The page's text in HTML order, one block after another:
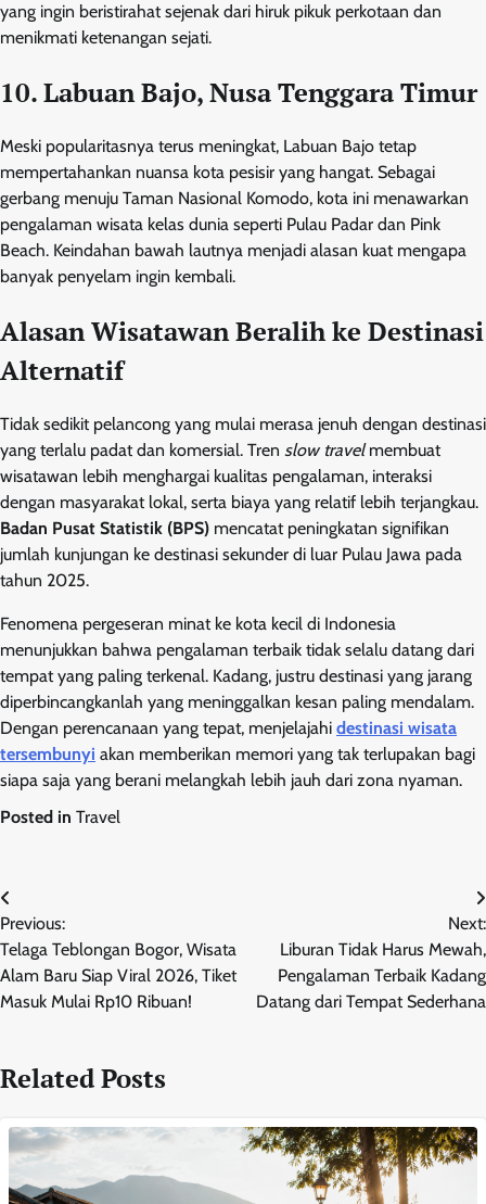
yang ingin beristirahat sejenak dari hiruk pikuk perkotaan dan
menikmati ketenangan sejati.
10. Labuan Bajo, Nusa Tenggara Timur
Meski popularitasnya terus meningkat, Labuan Bajo tetap
mempertahankan nuansa kota pesisir yang hangat. Sebagai
gerbang menuju Taman Nasional Komodo, kota ini menawarkan
pengalaman wisata kelas dunia seperti Pulau Padar dan Pink
Beach. Keindahan bawah lautnya menjadi alasan kuat mengapa
banyak penyelam ingin kembali.
Alasan Wisatawan Beralih ke Destinasi
Alternatif
Tidak sedikit pelancong yang mulai merasa jenuh dengan destinasi
yang terlalu padat dan komersial. Tren slow travelmembuat
wisatawan lebih menghargai kualitas pengalaman, interaksi
dengan masyarakat lokal, serta biaya yang relatif lebih terjangkau.
Badan Pusat Statistik (BPS) mencatat peningkatan signifikan
jumlah kunjungan ke destinasi sekunder di luar Pulau Jawa pada
tahun 2025.
Fenomena pergeseran minat ke kota kecil di Indonesia
menunjukkan bahwa pengalaman terbaik tidak selalu datang dari
tempat yang paling terkenal. Kadang, justru destinasi yang jarang
diperbincangkanlah yang meninggalkan kesan paling mendalam.
Dengan perencanaan yang tepat, menjelajahi destinasi wisata
tersembunyi akan memberikan memori yang tak terlupakan bagi
siapa saja yang berani melangkah lebih jauh dari zona nyaman.
Posted in Travel
Post
navigation
Previous:
Telaga Teblongan Bogor, Wisata
Alam Baru Siap Viral 2026, Tiket
Masuk Mulai Rp10 Ribuan!
Next:
Liburan Tidak Harus Mewah,
Pengalaman Terbaik Kadang
Datang dari Tempat Sederhana
Related Posts